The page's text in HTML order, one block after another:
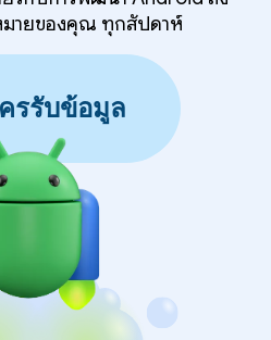
มายของคุณ ทุกสัปดาห์
รรับข้อมูล